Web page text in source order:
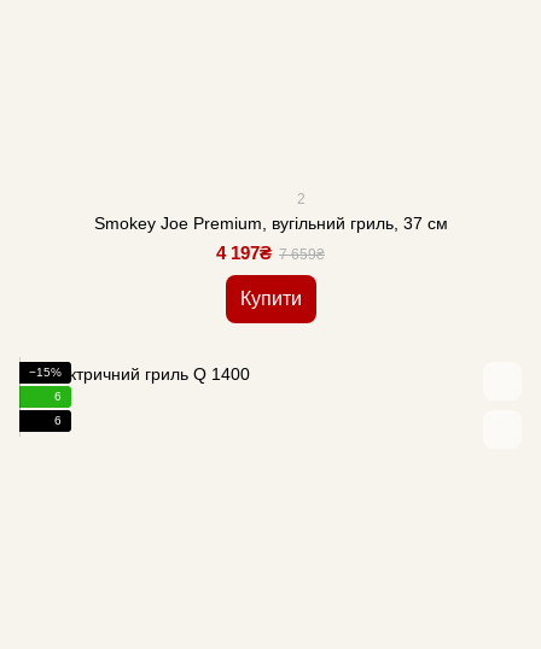
2
Smokey Joe Premium, вугільний гриль, 37 см
4 197₴ 7 659₴
Купити
−15%
6
6